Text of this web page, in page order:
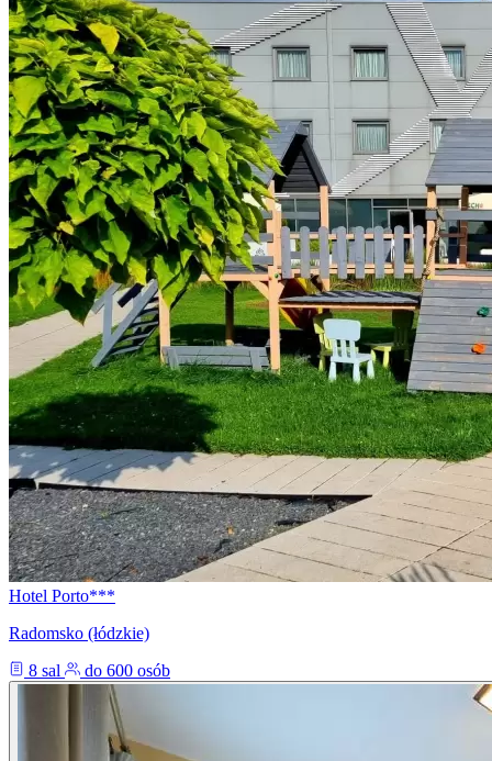
Hotel Porto***
Radomsko (łódzkie)
8 sal
do 600 osób